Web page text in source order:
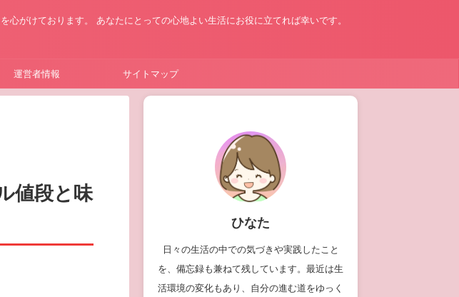
がけております。 あなたにとっての心地よい生活にお役に立てれば幸いです。
運営者情報 サイトマップ
値段と味
ひなた
日々の生活の中での気づきや実践したこと
を、備忘録も兼ねて残しています。最近は生
活環境の変化もあり、自分の進む道をゆっく